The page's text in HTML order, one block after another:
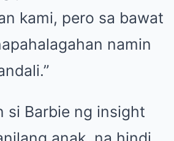
kami, pero sa bawat
namin
si Barbie ng insight